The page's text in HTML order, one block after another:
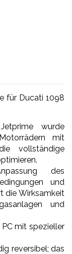
für Ducati 1098
wurde
mit
vollständige
des
und
die Wirksamkeit
und
mit spezieller
reversibel; das